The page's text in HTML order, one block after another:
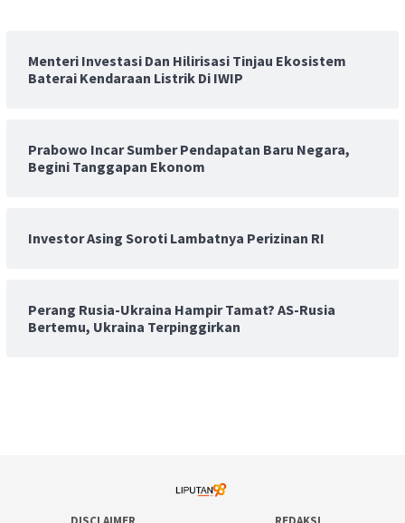
Menteri Investasi Dan Hilirisasi Tinjau Ekosistem
Baterai Kendaraan Listrik Di IWIP
Prabowo Incar Sumber Pendapatan Baru Negara,
Begini Tanggapan Ekonom
Investor Asing Soroti Lambatnya Perizinan RI
Perang Rusia-Ukraina Hampir Tamat? AS-Rusia
Bertemu, Ukraina Terpinggirkan